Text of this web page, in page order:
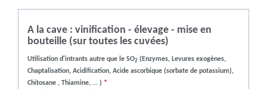
A la cave : vinification - élevage - mise en
bouteille (sur toutes les cuvées)
Utilisation d'intrants autre que le SO2 (Enzymes, Levures exogènes,
Chaptalisation, Acidification, Acide ascorbique (sorbate de potassium),
Chitosane , Thiamine, ... ) *